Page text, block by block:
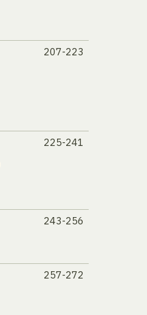
207-223
225-241
243-256
257-272